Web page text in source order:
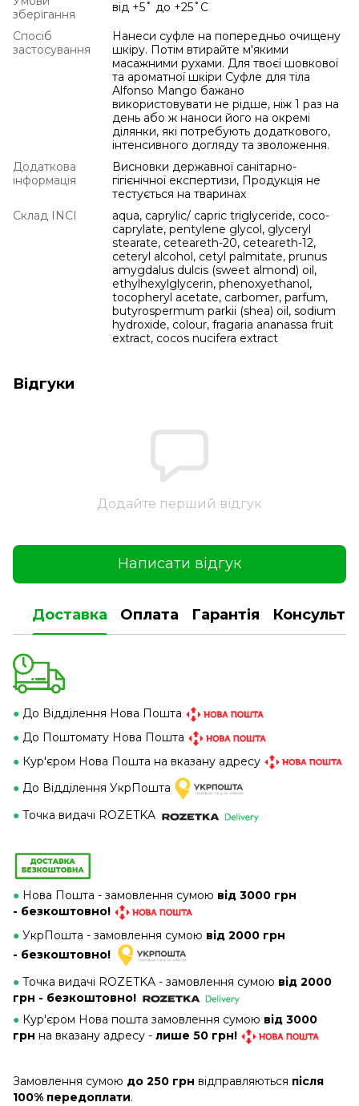
зберігання
від +5˚ до +25˚С
Спосіб
застосування
Нанеси суфле на попередньо очищену
шкіру. Потім втирайте м'якими
масажними рухами. Для твоєї шовкової
та ароматної шкіри Суфле для тіла
Alfonso Mango бажано
використовувати не рідше, ніж 1 раз на
день або ж наноси його на окремі
ділянки, які потребують додаткового,
інтенсивного догляду та зволоження.
Додаткова
інформація
Висновки державної санітарно-
гігієнічної експертизи, Продукція не
тестується на тваринах
Склад INCI
aqua, caprylic/ capric triglyceride, coco-
caprylate, pentylene glycol, glyceryl
stearate, ceteareth-20, ceteareth-12,
ceteryl alcohol, cetyl palmitate, prunus
amygdalus dulcis (sweet almond) oil,
ethylhexylglycerin, phenoxyethanol,
tocopheryl acetate, carbomer, parfum,
butyrospermum parkii (shea) oil, sodium
hydroxide, colour, fragaria ananassa fruit
extract, cocos nucifera extract
Відгуки
Додайте перший відгук
Написати відгук
Доставка Оплата Гарантія
● До Відділення Нова Пошта
● До Поштомату Нова Пошта
● Кур'єром Нова Пошта на вказану адресу
● До Відділення УкрПошта
● Точка видачі ROZETKA
● Нова Пошта - замовлення сумою від 3000 грн
- безкоштовно!
● УкрПошта - замовлення сумою від 2000 грн
- безкоштовно!
● Точка видачі ROZETKA - замовлення сумою від 2000
грн - безкоштовно!
● Кур'єром Нова пошта замовлення сумою від 3000
грн на вказану адресу - лише 50 грн!
Замовлення сумою до 250 грн відправляються після
100% передоплати.